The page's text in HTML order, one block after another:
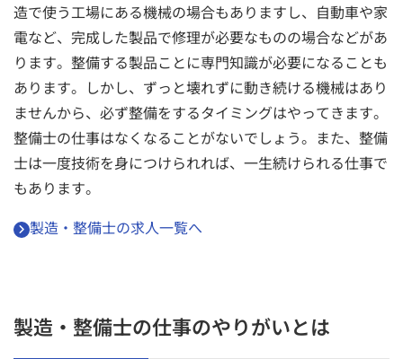
造で使う工場にある機械の場合もありますし、自動車や家
電など、完成した製品で修理が必要なものの場合などがあ
ります。整備する製品ことに専門知識が必要になることも
あります。しかし、ずっと壊れずに動き続ける機械はあり
ませんから、必ず整備をするタイミングはやってきます。
整備士の仕事はなくなることがないでしょう。また、整備
士は一度技術を身につけられれば、一生続けられる仕事で
もあります。
製造・整備士の求人一覧へ
製造・整備士の仕事のやりがいとは